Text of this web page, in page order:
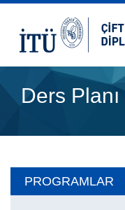
Ders Planı
PROGRAMLAR